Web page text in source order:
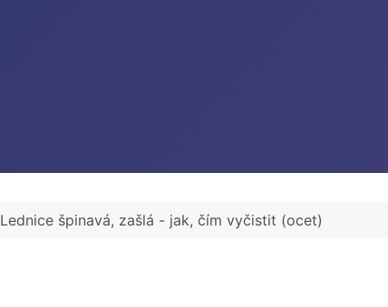
Lednice špinavá, zašlá - jak, čím vyčistit (ocet)